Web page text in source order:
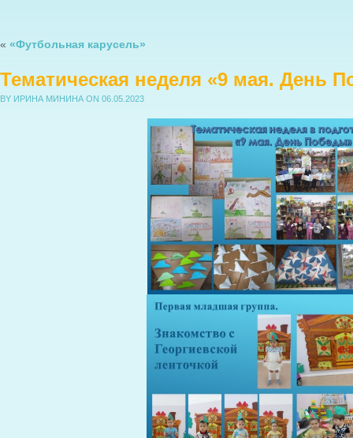
« «Футбольная карусель»
Тематическая неделя «9 мая. День
BY ИРИНА МИНИНА ON 06.05.2023